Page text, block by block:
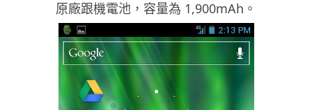
原廠跟機電池，容量為 1,900mAh。